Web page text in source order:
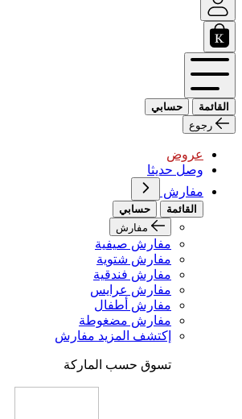
القائمة
حسابي
رجوع
عروض
وصل حديثا
مفارش
القائمة
حسابي
مفارش
مفارش صيفية
مفارش شتوية
مفارش فندقية
مفارش عرايس
مفارش أطفال
مفارش مضغوطة
إكتشف المزيد مفارش
تسوق حسب الماركة